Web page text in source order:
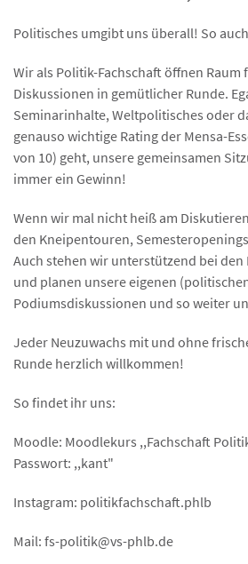
Politisches umgibt uns überall! So
Wir als Politik-Fachschaft öffnen
Diskussionen in gemütlicher Runde.
Seminarinhalte, Weltpolitisches oder
genauso wichtige Rating der Mensa-
von 10) geht, unsere gemeinsamen
immer ein Gewinn!
Wenn wir mal nicht heiß am
den Kneipentouren,
Auch stehen wir unterstützend bei
und planen unsere eigenen
Podiumsdiskussionen und so weiter
Jeder Neuzuwachs mit und ohne
Runde herzlich willkommen!
So findet ihr uns:
Moodle: Moodlekurs ,,Fachschaft
Passwort: ,,kant"
Instagram: politikfachschaft.phlb
Mail: fs-politik@vs-phlb.de